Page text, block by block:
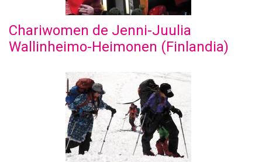
Chariwomen de Jenni-Juulia
Wallinheimo-Heimonen (Finlandia)